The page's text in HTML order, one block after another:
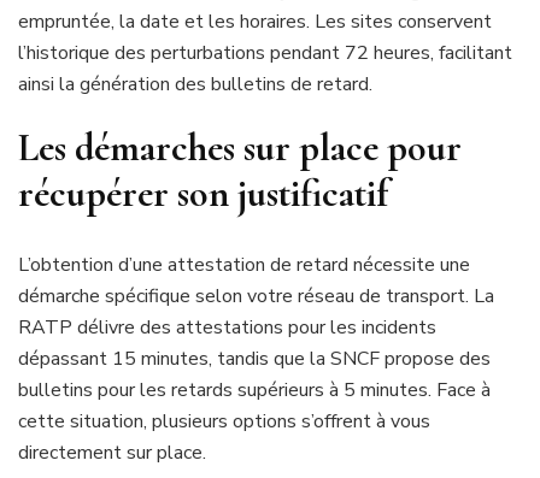
empruntée, la date et les horaires. Les sites conservent
l’historique des perturbations pendant 72 heures, facilitant
ainsi la génération des bulletins de retard.
Les démarches sur place pour
récupérer son justificatif
L’obtention d’une attestation de retard nécessite une
démarche spécifique selon votre réseau de transport. La
RATP délivre des attestations pour les incidents
dépassant 15 minutes, tandis que la SNCF propose des
bulletins pour les retards supérieurs à 5 minutes. Face à
cette situation, plusieurs options s’offrent à vous
directement sur place.